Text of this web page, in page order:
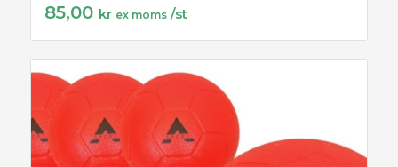
85,00 kr ex moms /st